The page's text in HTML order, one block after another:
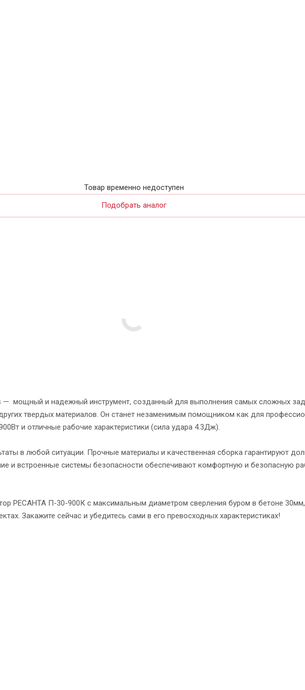
Товар временно недоступен
Подобрать аналог
мощный и надежный инструмент, созданный для выполнения самых сложных
твердых материалов. Он станет незаменимым помощником как для
и отличные рабочие характеристики (сила удара 4.3Дж).
в любой ситуации. Прочные материалы и качественная сборка гарантируют
и встроенные системы безопасности обеспечивают комфортную и безопасную
РЕСАНТА П-30-900К с максимальным диаметром сверления буром в бетоне
Закажите сейчас и убедитесь сами в его превосходных характеристиках!